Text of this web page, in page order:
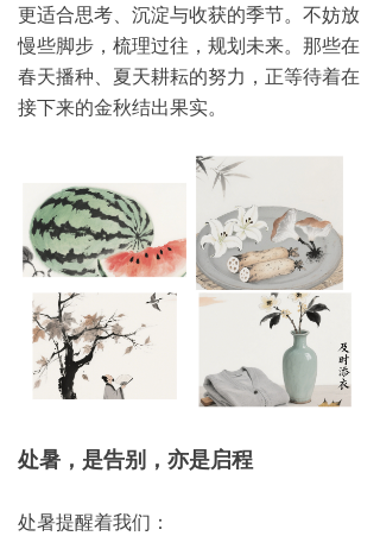
更适合思考、沉淀与收获的季节。不妨放
慢些脚步，梳理过往，规划未来。那些在
春天播种、夏天耕耘的努力，正等待着在
接下来的金秋结出果实。
处暑，是告别，亦是启程
处暑提醒着我们：